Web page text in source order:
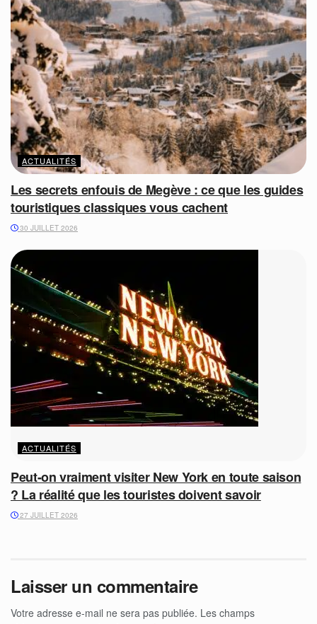
ACTUALITÉS
Les secrets enfouis de Megève : ce que les guides
touristiques classiques vous cachent
30 JUILLET 2026
ACTUALITÉS
Peut-on vraiment visiter New York en toute saison
? La réalité que les touristes doivent savoir
27 JUILLET 2026
Laisser un commentaire
Votre adresse e-mail ne sera pas publiée. Les champs